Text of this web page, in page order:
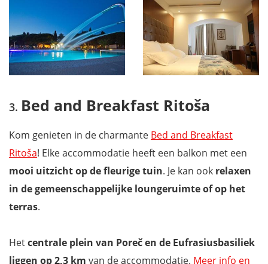
Bed and Breakfast Ritoša
Kom genieten in de charmante Bed and Breakfast
Ritoša! Elke accommodatie heeft een balkon met een
mooi uitzicht op de fleurige tuin. Je kan ook relaxen
in de gemeenschappelijke loungeruimte of op het
terras.
Hetcentrale plein van Poreč en de Eufrasiusbasiliek
liggen op 2,3 km van de accommodatie. Meer info en